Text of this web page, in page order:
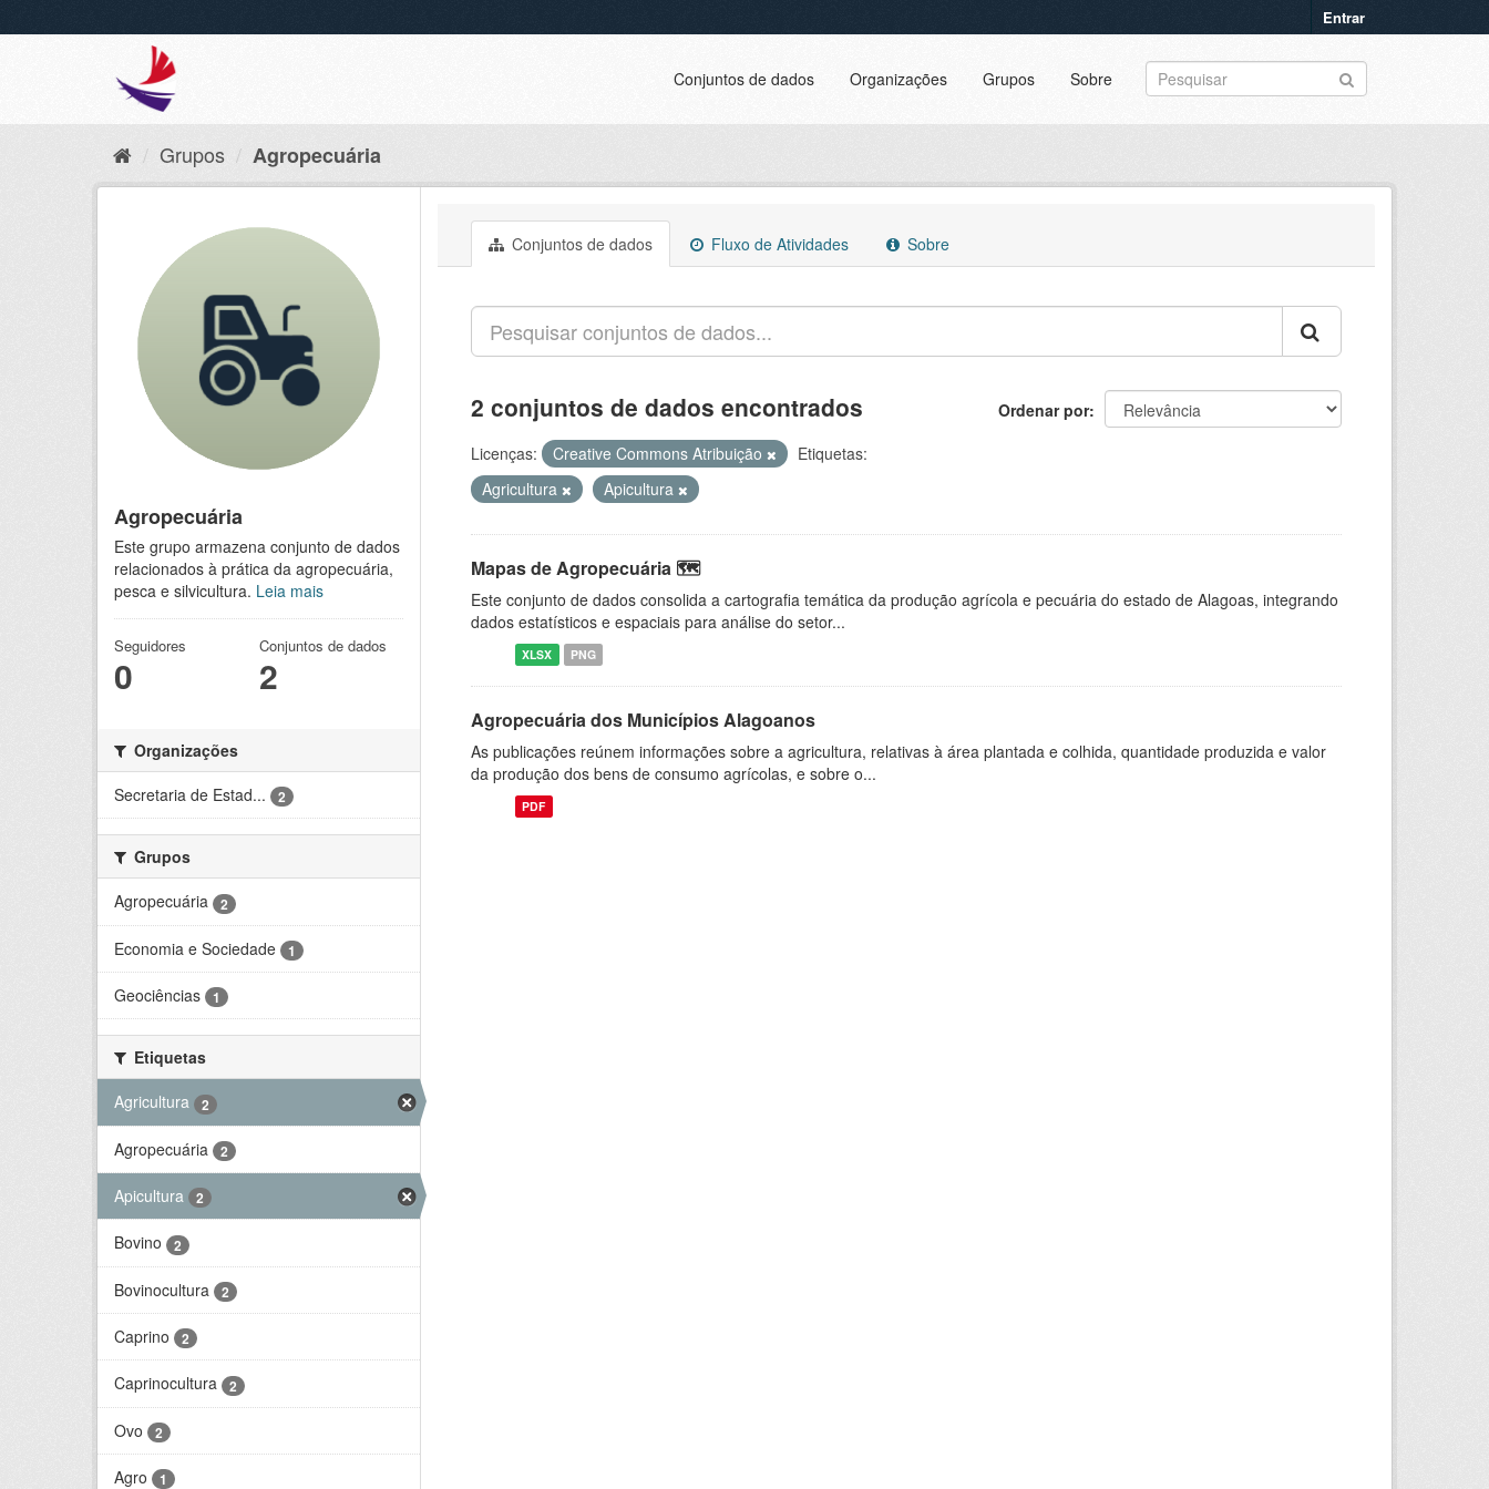
Entrar
Conjuntos de dados Organizações Grupos Sobre
Grupos Agropecuária
Agropecuária
Este grupo armazena conjunto de dados
relacionados à prática da agropecuária,
pesca e silvicultura. Leia mais
Seguidores
0
Conjuntos de dados
2
Organizações
Secretaria de Estad...
2
Grupos
Agropecuária
2
Economia e Sociedade 1
Geociências 1
Etiquetas
Agricultura
2
Agropecuária 2
Apicultura 2
Bovino 2
Bovinocultura 2
Caprino 2
Caprinocultura 2
Ovo 2
Agro 1
Conjuntos de dados Fluxo de Atividades Sobre
Ordenar por
2 conjuntos de dados encontrados
Licenças: Creative Commons Atribuição
Etiquetas:
Agricultura
Apicultura
Mapas de Agropecuária 🗺️
Este conjunto de dados consolida a cartografia temática da produção agrícola e pecuária do estado de Alagoas, integrando
dados estatísticos e espaciais para análise do setor...
XLSX PNG
Agropecuária dos Municípios Alagoanos
As publicações reúnem informações sobre a agricultura, relativas à área plantada e colhida, quantidade produzida e valor
da produção dos bens de consumo agrícolas, e sobre o...
PDF